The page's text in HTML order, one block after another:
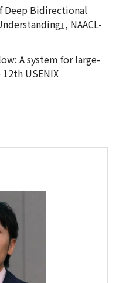
Deep Bidirectional
』, NAACL-
A system for large-
USENIX